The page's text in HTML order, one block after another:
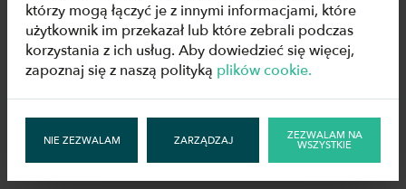
Do pobrania
Akcesoria
którzy mogą łączyć je z innymi informacjami, które
użytkownik im przekazał lub które zebrali podczas
korzystania z ich usług. Aby dowiedzieć się więcej,
zapoznaj się z naszą polityką plików cookie.
NIE ZEZWALAM ZARZĄDZAJ ZEZWALAM NA
WSZYSTKIE